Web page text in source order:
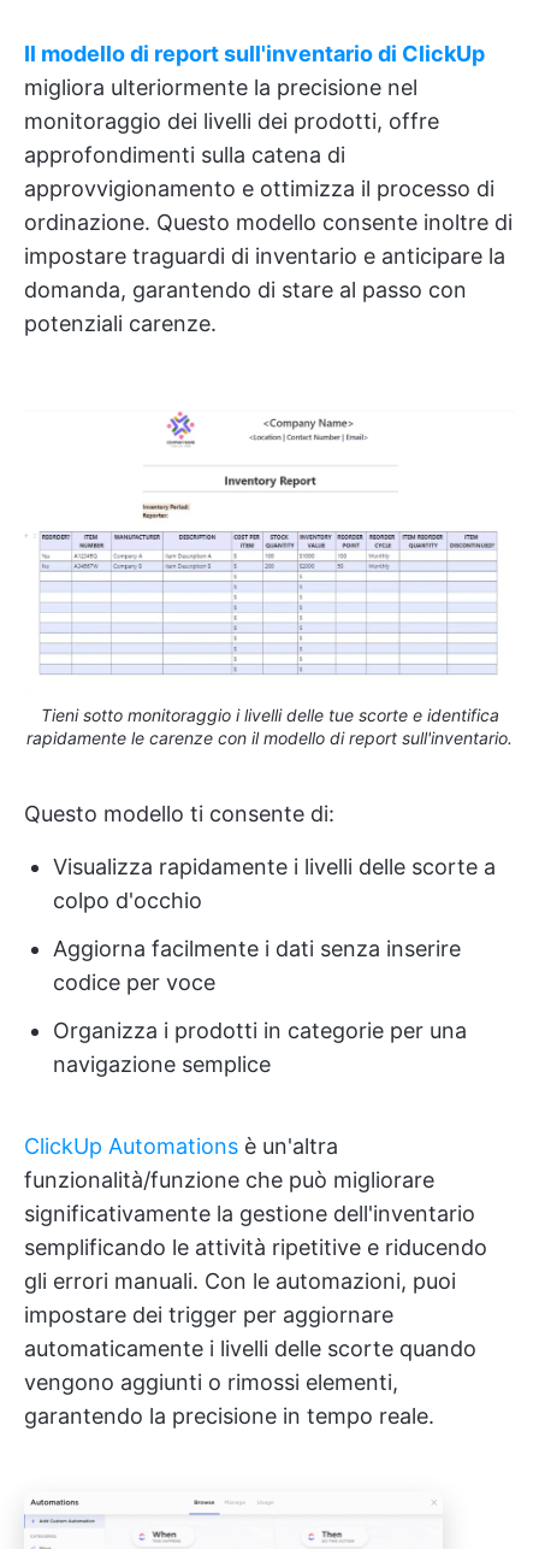
Il modello di report sull'inventario di ClickUp
migliora ulteriormente la precisione nel
monitoraggio dei livelli dei prodotti, offre
approfondimenti sulla catena di
approvvigionamento e ottimizza il processo di
ordinazione. Questo modello consente inoltre di
impostare traguardi di inventario e anticipare la
domanda, garantendo di stare al passo con
potenziali carenze.
Tieni sotto monitoraggio i livelli delle tue scorte e identifica
rapidamente le carenze con il modello di report sull'inventario.
Questo modello ti consente di:
Visualizza rapidamente i livelli delle scorte a
colpo d'occhio
Aggiorna facilmente i dati senza inserire
codice per voce
Organizza i prodotti in categorie per una
navigazione semplice
ClickUp Automations è un'altra
funzionalità/funzione che può migliorare
significativamente la gestione dell'inventario
semplificando le attività ripetitive e riducendo
gli errori manuali. Con le automazioni, puoi
impostare dei trigger per aggiornare
automaticamente i livelli delle scorte quando
vengono aggiunti o rimossi elementi,
garantendo la precisione in tempo reale.